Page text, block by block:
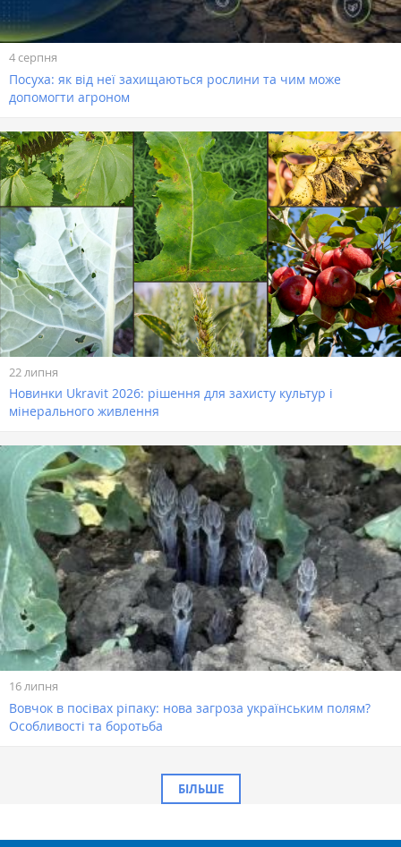
4 серпня
Посуха: як від неї захищаються рослини та чим може
допомогти агроном
22 липня
Новинки Ukravit 2026: рішення для захисту культур і
мінерального живлення
16 липня
Вовчок в посівах ріпаку: нова загроза українським полям?
Особливості та боротьба
БІЛЬШЕ